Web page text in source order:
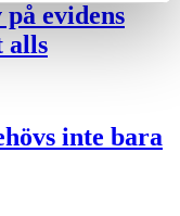
evidens
alls
inte bara